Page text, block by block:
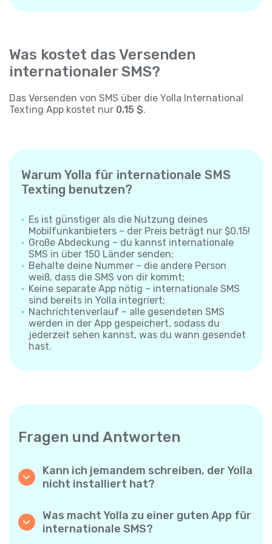
Was kostet das Versenden
internationaler SMS?
Das Versenden von SMS über die Yolla International
Texting App kostet nur 0.15 $.
Warum Yolla für internationale SMS
Texting benutzen?
Es ist günstiger als die Nutzung deines
Mobilfunkanbieters – der Preis beträgt nur $0.15!
Große Abdeckung – du kannst internationale
SMS in über 150 Länder senden;
Behalte deine Nummer – die andere Person
weiß, dass die SMS von dir kommt;
Keine separate App nötig – internationale SMS
sind bereits in Yolla integriert;
Nachrichtenverlauf – alle gesendeten SMS
werden in der App gespeichert, sodass du
jederzeit sehen kannst, was du wann gesendet
hast.
Fragen und Antworten
Kann ich jemandem schreiben, der Yolla
nicht installiert hat?
Mobilnummer des Empfängers – die andere
Person muss nichts installieren und braucht
Was macht Yolla zu einer guten App für
internationale SMS?